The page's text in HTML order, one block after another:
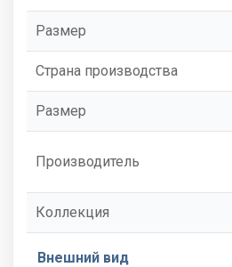
Размер
Страна производства
Размер
Производитель
Коллекция
Внешний вид